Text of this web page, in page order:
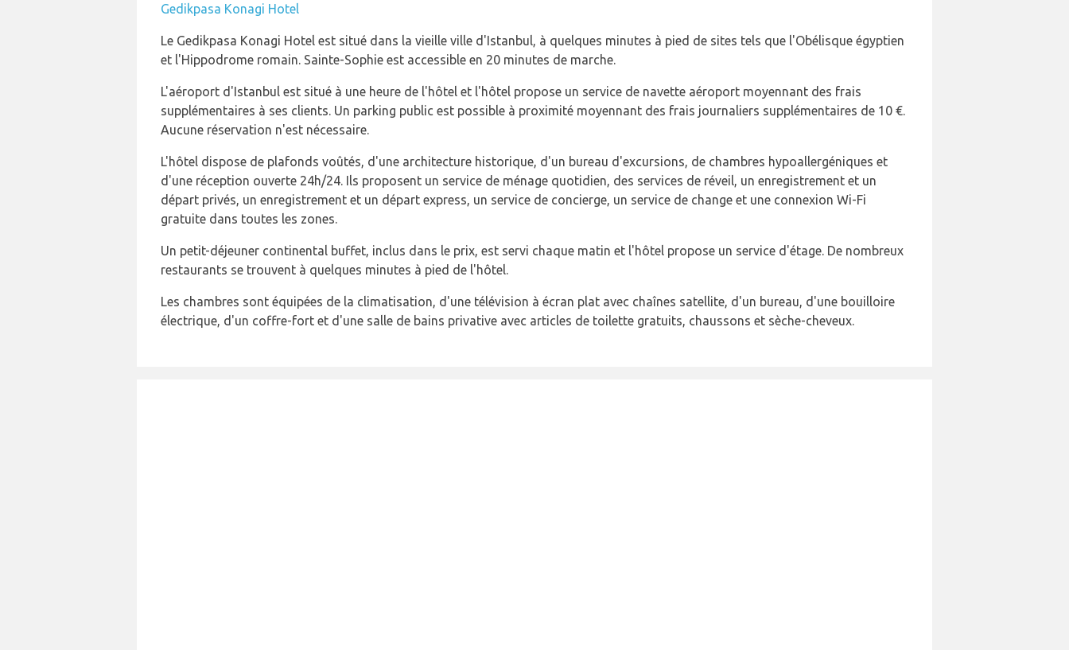
Gedikpasa Konagi Hotel
Le Gedikpasa Konagi Hotel est situé dans la vieille ville d'Istanbul, à quelques minutes à pied de sites tels que l'Obélisque égyptien
et l'Hippodrome romain. Sainte-Sophie est accessible en 20 minutes de marche.
L'aéroport d'Istanbul est situé à une heure de l'hôtel et l'hôtel propose un service de navette aéroport moyennant des frais
supplémentaires à ses clients. Un parking public est possible à proximité moyennant des frais journaliers supplémentaires de 10 €.
Aucune réservation n'est nécessaire.
L'hôtel dispose de plafonds voûtés, d'une architecture historique, d'un bureau d'excursions, de chambres hypoallergéniques et
d'une réception ouverte 24h/24. Ils proposent un service de ménage quotidien, des services de réveil, un enregistrement et un
départ privés, un enregistrement et un départ express, un service de concierge, un service de change et une connexion Wi-Fi
gratuite dans toutes les zones.
Un petit-déjeuner continental buffet, inclus dans le prix, est servi chaque matin et l'hôtel propose un service d'étage. De nombreux
restaurants se trouvent à quelques minutes à pied de l'hôtel.
Les chambres sont équipées de la climatisation, d'une télévision à écran plat avec chaînes satellite, d'un bureau, d'une bouilloire
électrique, d'un coffre-fort et d'une salle de bains privative avec articles de toilette gratuits, chaussons et sèche-cheveux.